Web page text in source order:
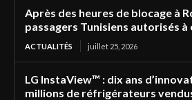
Après des heures de blocage à
passagers Tunisiens autorisés
ACTUALITÉS juillet 25, 2026
LG InstaView™ : dix ans
millions de réfrigérateurs